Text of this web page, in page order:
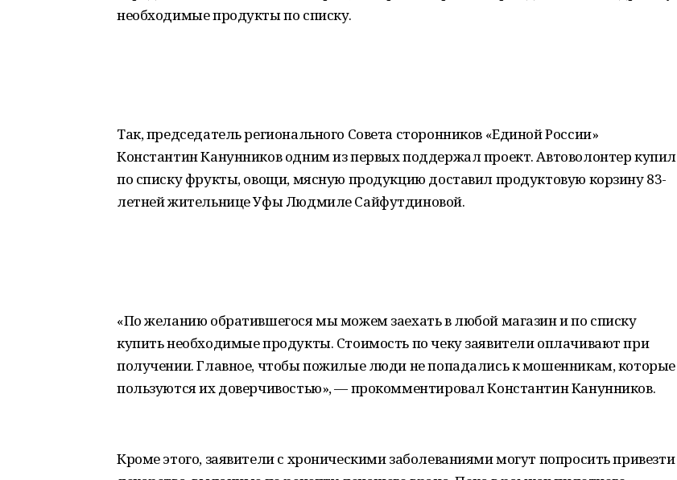
необходимые продукты по списку.
Так, председатель регионального Совета сторонников «Единой России»
Константин Канунников одним из первых поддержал проект. Автоволонтер купил
по списку фрукты, овощи, мясную продукцию доставил продуктовую корзину 83-
летней жительнице Уфы Людмиле Сайфутдиновой.
«По желанию обратившегося мы можем заехать в любой магазин и по списку
купить необходимые продукты. Стоимость по чеку заявители оплачивают при
получении. Главное, чтобы пожилые люди не попадались к мошенникам, которые
пользуются их доверчивостью», — прокомментировал Константин Канунников.
Кроме этого, заявители с хроническими заболеваниями могут попросить привезти